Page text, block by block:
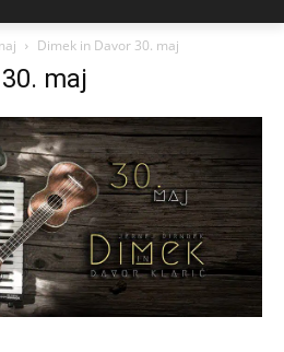
Dimek in Davor 30. maj
maj